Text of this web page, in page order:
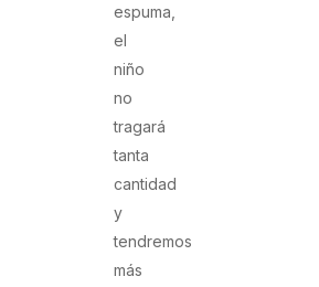
espuma,
el
niño
no
tragará
tanta
cantidad
y
tendremos
más